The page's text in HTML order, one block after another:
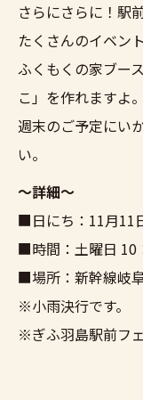
さらにさらに！駅
たくさんのイベン
ふくもくの家ブー
こ」を作れますよ。
週末のご予定にい
い。
～詳細～
■日にち：11月11
■時間：土曜日 10
■場所：新幹線岐
※小雨決行です。
※ぎふ羽島駅前フ